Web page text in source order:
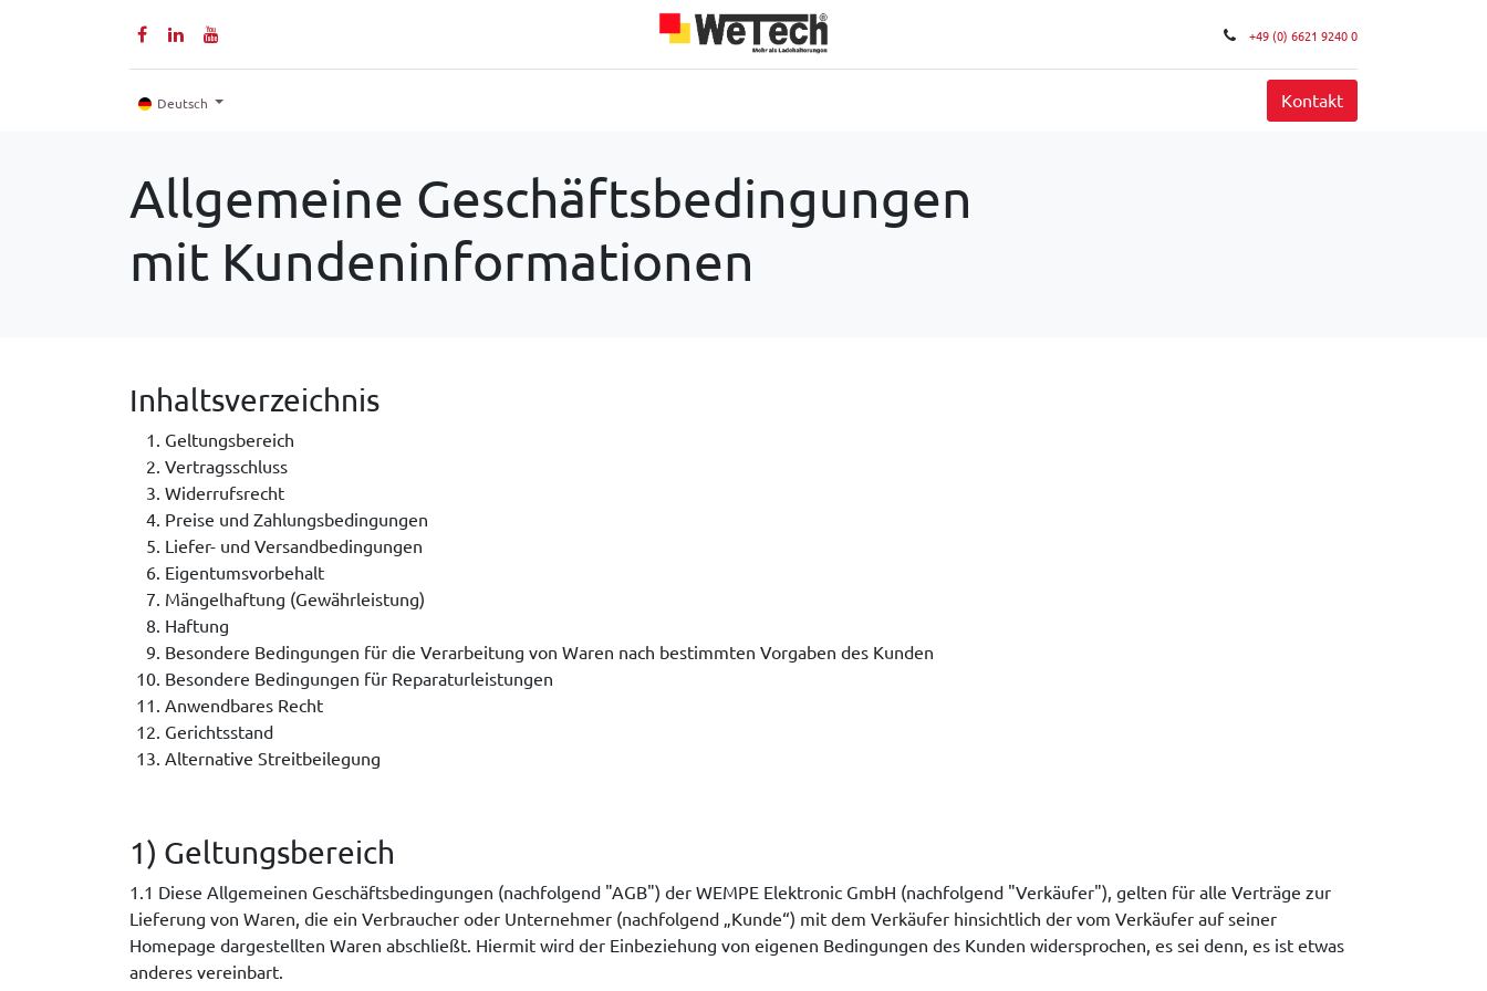
+49 (0) 6621 9240 0
Deutsch Kontakt
Allgemeine Geschäftsbedingungen
mit Kundeninformationen
Inhaltsverzeichnis
Geltungsbereich
Vertragsschluss
Widerrufsrecht
Preise und Zahlungsbedingungen
Liefer- und Versandbedingungen
Eigentumsvorbehalt
Mängelhaftung (Gewährleistung)
Haftung
Besondere Bedingungen für die Verarbeitung von Waren nach bestimmten Vorgaben des Kunden
Besondere Bedingungen für Reparaturleistungen
Anwendbares Recht
Gerichtsstand
Alternative Streitbeilegung
1) Geltungsbereich
1.1 Diese Allgemeinen Geschäftsbedingungen (nachfolgend "AGB") der WEMPE Elektronic GmbH (nachfolgend "Verkäufer"), gelten für alle Verträge zur
Lieferung von Waren, die ein Verbraucher oder Unternehmer (nachfolgend „Kunde“) mit dem Verkäufer hinsichtlich der vom Verkäufer auf seiner
Homepage dargestellten Waren abschließt. Hiermit wird der Einbeziehung von eigenen Bedingungen des Kunden widersprochen, es sei denn, es ist etwas
anderes vereinbart.